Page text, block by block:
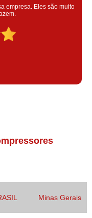
muito bom!
para o colaborador
Minas Gerais